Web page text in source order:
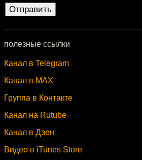
полезные ссылки
Канал в Telegram
Канал в MAX
Группа в Контакте
Канал на Rutube
Канал в Дзен
Видео в iTunes Store